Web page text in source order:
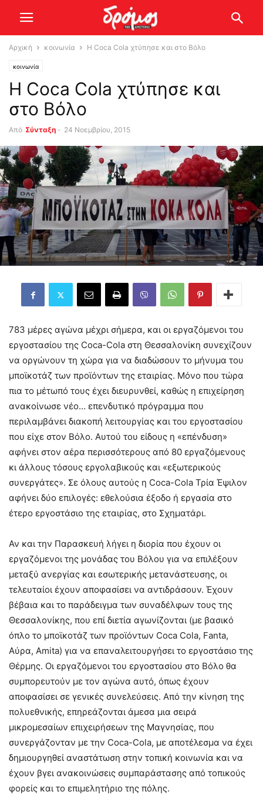
Αρχική κοινωνία Η Coca Cola χτύπησε και στο Βόλο
κοινωνία
Η Coca Cola χτύπησε και
στο Βόλο
Από Σύνταξη - 24 Νοεμβρίου, 2015
783 μέρες αγώνα μέχρι σήμερα, και οι εργαζόμενοι του
εργοστασίου της Coca-Cola στη Θεσσαλονίκη συνεχίζουν
να οργώνουν τη χώρα για να διαδώσουν το μήνυμα του
μποϊκοτάζ των προϊόντων της εταιρίας. Μόνο που τώρα
πια το μέτωπό τους έχει διευρυνθεί, καθώς η επιχείρηση
ανακοίνωσε νέο… επενδυτικό πρόγραμμα που
περιλαμβάνει διακοπή λειτουργίας και του εργοστασίου
που είχε στον Βόλο. Αυτού του είδους η «επένδυση»
αφήνει στον αέρα περισσότερους από 80 εργαζόμενους
κι άλλους τόσους εργολαβικούς και «εξωτερικούς
συνεργάτες». Σε όλους αυτούς η Coca-Cola Τρία Έψιλον
αφήνει δύο επιλογές: εθελούσια έξοδο ή εργασία στο
έτερο εργοστάσιο της εταιρίας, στο Σχηματάρι.
Αν και την Παρασκευή λήγει η διορία που έχουν οι
εργαζόμενοι της μονάδας του Βόλου για να επιλέξουν
μεταξύ ανεργίας και εσωτερικής μετανάστευσης, οι
τελευταίοι έχουν αποφασίσει να αντιδράσουν. Έχουν
βέβαια και το παράδειγμα των συναδέλφων τους της
Θεσσαλονίκης, που επί διετία αγωνίζονται (με βασικό
όπλο το μποϊκοτάζ των προϊόντων Coca Cola, Fanta,
Αύρα, Amita) για να επαναλειτουργήσει το εργοστάσιο της
Θέρμης. Οι εργαζόμενοι του εργοστασίου στο Βόλο θα
συμπορευτούν με τον αγώνα αυτό, όπως έχουν
αποφασίσει σε γενικές συνελεύσεις. Από την κίνηση της
πολυεθνικής, επηρεάζονται άμεσα μια σειρά
μικρομεσαίων επιχειρήσεων της Μαγνησίας, που
συνεργάζονταν με την Coca-Cola, με αποτέλεσμα να έχει
δημιουργηθεί αναστάτωση στην τοπική κοινωνία και να
έχουν βγει ανακοινώσεις συμπαράστασης από τοπικούς
φορείς και το επιμελητήριο της πόλης.